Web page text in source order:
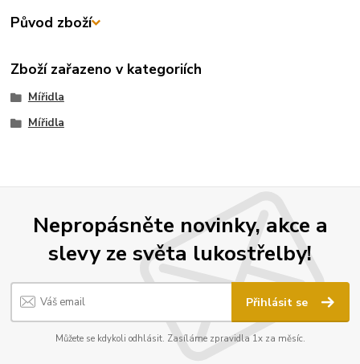
Původ zboží
Zboží zařazeno v kategoriích
Mířidla
Mířidla
Nepropásněte novinky, akce a
slevy ze světa lukostřelby!
Přihlásit se
Můžete se kdykoli odhlásit. Zasíláme zpravidla 1x za měsíc.